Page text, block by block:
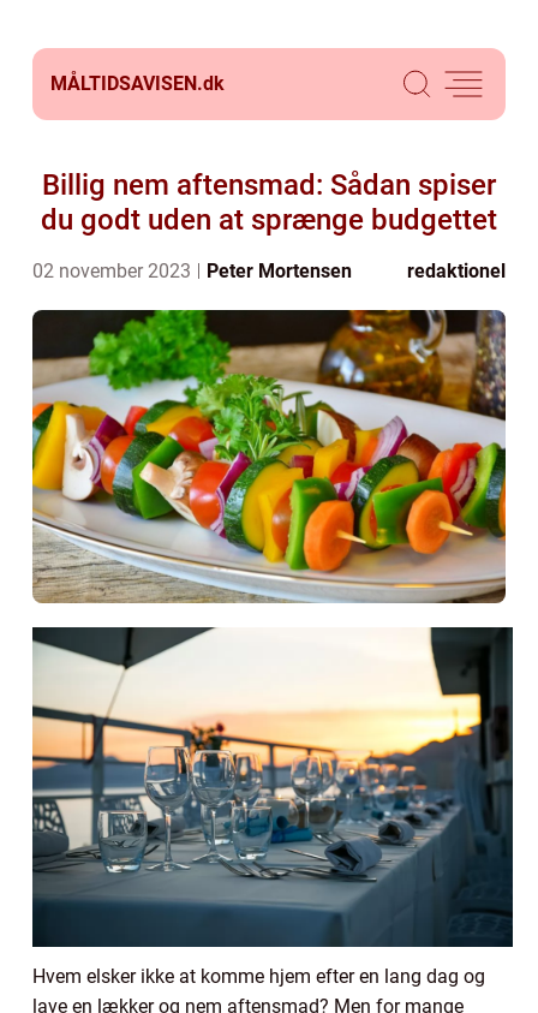
MÅLTIDSAVISEN.dk
Billig nem aftensmad: Sådan spiser
du godt uden at sprænge budgettet
02 november 2023 Peter Mortensen redaktionel
Hvem elsker ikke at komme hjem efter en lang dag og
lave en lækker og nem aftensmad? Men for mange